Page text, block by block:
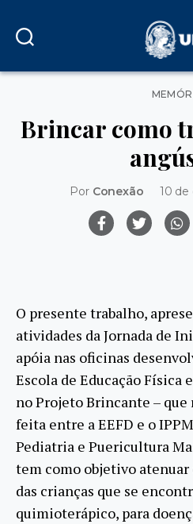
Brincar como
Por Conexão 10
O presente trabalho,
atividades da Jornada de
apóia nas oficinas
Escola de Educação Física
no Projeto Brincante –
feita entre a EEFD e o
Pediatria e Puericultura
tem como objetivo
das crianças que se
quimioterápico, para